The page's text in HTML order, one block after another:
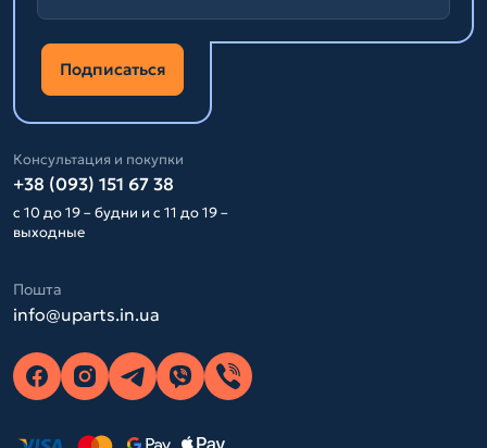
Подписаться
Консультация и покупки
+38 (093) 151 67 38
с 10 до 19 – будни и с 11 до 19 –
выходные
Пошта
info@uparts.in.ua